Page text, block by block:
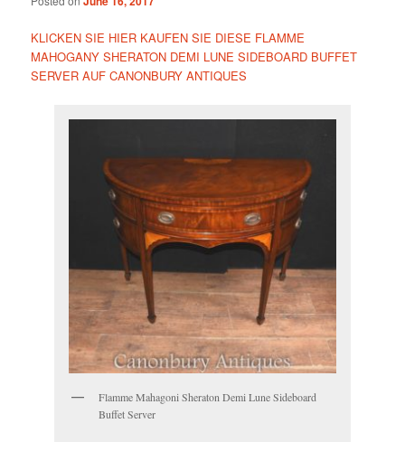
KLICKEN SIE HIER KAUFEN SIE DIESE FLAMME
MAHOGANY SHERATON DEMI LUNE SIDEBOARD BUFFET
SERVER AUF CANONBURY ANTIQUES
Flamme Mahagoni Sheraton Demi Lune Sideboard
Buffet Server